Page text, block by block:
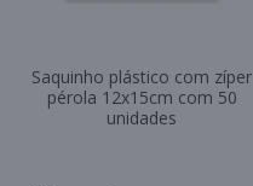
Saquinho plástico com zíper
pérola 12x15cm com 50
unidades